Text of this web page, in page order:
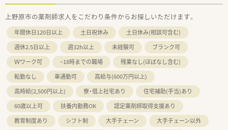
上野原市の薬剤師求人をこだわり条件からお探しいただけます。
年間休日120日以上 土日祝休み
土日休み(相談可含む)
週休2.5日以上
週32h以上 未経験可
ブランク可
Ｗワーク可
~18時までの職場
残業なし(ほぼなし含む)
転勤なし
車通勤可
高給与(600万円以上)
高時給(2,500円以上)
寮・借上社宅あり
住宅補助(手当)あり
60歳以上可
扶養内勤務OK
認定薬剤師取得支援あり
教育制度あり
シフト制 大手チェーン
大手チェーン以外